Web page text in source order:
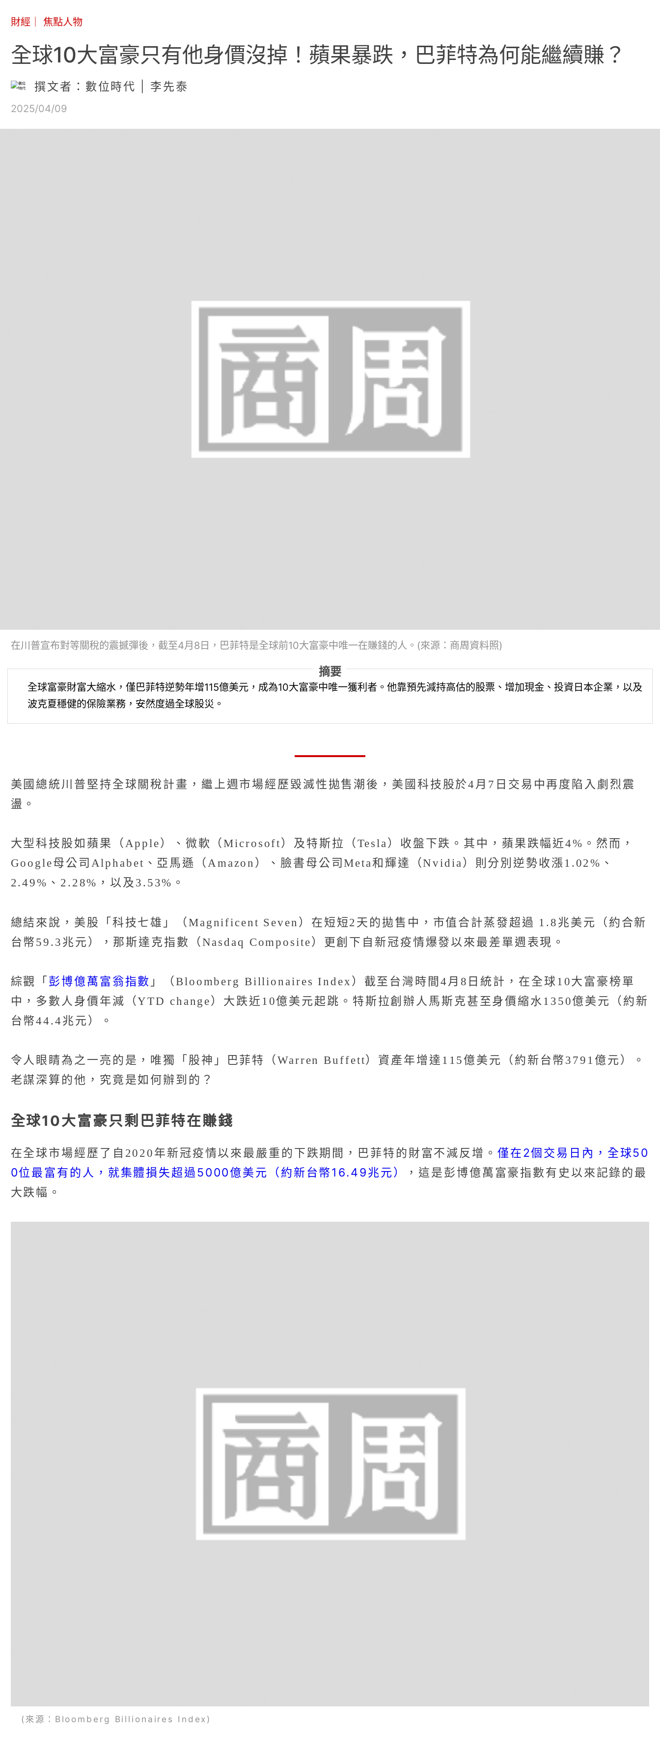
財經 焦點人物
全球10大富豪只有他身價沒掉！蘋果暴跌，巴菲特為何能繼續賺？
撰文者：數位時代 | 李先泰
2025/04/09
在川普宣布對等關稅的震撼彈後，截至4月8日，巴菲特是全球前10大富豪中唯一在賺錢的人。(來源：商周資料照)
摘要
全球富豪財富大縮水，僅巴菲特逆勢年增115億美元，成為10大富豪中唯一獲利者。他靠預先減持高估的股票、增加現金、投資日本企業，以及
波克夏穩健的保險業務，安然度過全球股災。
美國總統川普堅持全球關稅計畫，繼上週市場經歷毀滅性拋售潮後，美國科技股於4月7日交易中再度陷入劇烈震
盪。
大型科技股如蘋果（Apple）、微軟（Microsoft）及特斯拉（Tesla）收盤下跌。其中，蘋果跌幅近4%。然而，
Google母公司Alphabet、亞馬遜（Amazon）、臉書母公司Meta和輝達（Nvidia）則分別逆勢收漲1.02%、
2.49%、2.28%，以及3.53%。
總結來說，美股「科技七雄」（Magnificent Seven）在短短2天的拋售中，市值合計蒸發超過 1.8兆美元（約合新
台幣59.3兆元），那斯達克指數（Nasdaq Composite）更創下自新冠疫情爆發以來最差單週表現。
綜觀「 彭博億萬富翁指數 」（Bloomberg Billionaires Index）截至台灣時間4月8日統計，在全球10大富豪榜單
中，多數人身價年減（YTD change）大跌近10億美元起跳。特斯拉創辦人馬斯克甚至身價縮水1350億美元（約新
台幣44.4兆元）。
令人眼睛為之一亮的是，唯獨「股神」巴菲特（Warren Buffett）資產年增達115億美元（約新台幣3791億元）。
老謀深算的他，究竟是如何辦到的？
全球10大富豪只剩巴菲特在賺錢
在全球市場經歷了自2020年新冠疫情以來最嚴重的下跌期間，巴菲特的財富不減反增。 僅在2個交易日內，全球50
0位最富有的人，就集體損失超過5000億美元（約新台幣16.49兆元）
，這是彭博億萬富豪指數有史以來記錄的最
大跌幅。
(來源：Bloomberg Billionaires Index)